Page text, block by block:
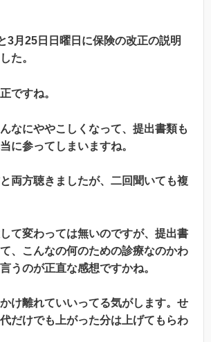
3月25日日曜日に保険の改正の説明
た。
ですね。
なにややこしくなって、提出書類も
に参ってしまいますね。
両方聴きましたが、二回聞いても複
て変わっては無いのですが、提出書
、こんなの何のための診療なのかわ
うのが正直な感想ですかね。
け離れていいってる気がします。せ
だけでも上がった分は上げてもらわ